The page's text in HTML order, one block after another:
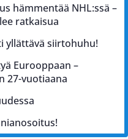
hämmentää NHL:ssä –
ratkaisua
yllättävä siirtohuhu!
Eurooppaan –
27-vuotiaana